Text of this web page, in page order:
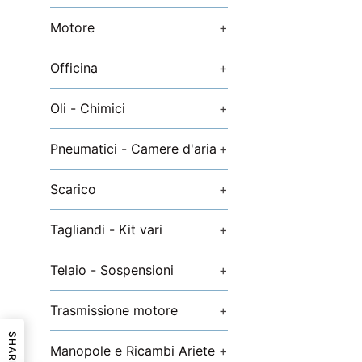
Motore +
Officina +
Oli - Chimici +
Pneumatici - Camere d'aria +
Scarico +
Tagliandi - Kit vari +
Telaio - Sospensioni +
Trasmissione motore +
Manopole e Ricambi Ariete +
SHARE